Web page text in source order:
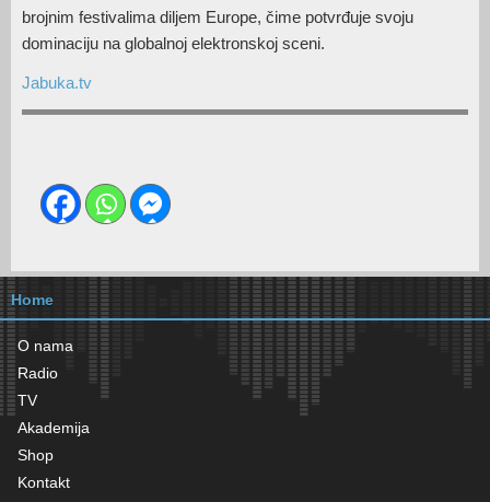
brojnim festivalima diljem Europe, čime potvrđuje svoju
dominaciju na globalnoj elektronskoj sceni.
Jabuka.tv
Home
O nama
Radio
TV
Akademija
Shop
Kontakt